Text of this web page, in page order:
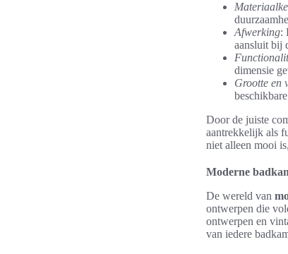
Afwerking:
aansluit bij
dimensie
Grootte en
Door de juiste
aantrekkelijk als
niet alleen mooi
Moderne
De wereld van
ontwerpen die
ontwerpen en
van iedere